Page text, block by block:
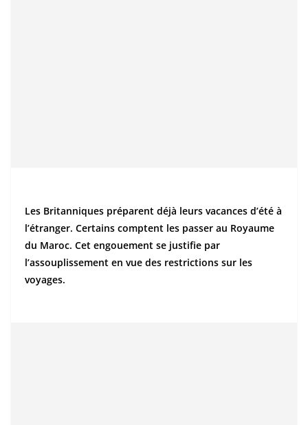
Les Britanniques préparent déjà leurs vacances d’été à
l’étranger. Certains comptent les passer au Royaume
du Maroc. Cet engouement se justifie par
l’assouplissement en vue des restrictions sur les
voyages.